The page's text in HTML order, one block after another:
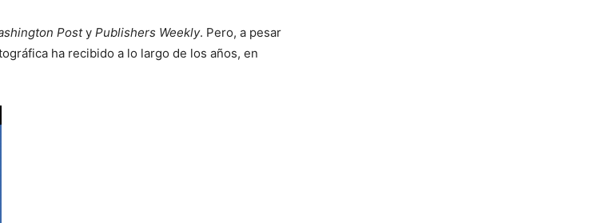
Posty Publishers Weekly. Pero, a pesar
ha recibido a lo largo de los años, en